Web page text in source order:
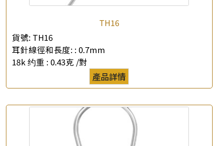
TH16
貨號: TH16
耳針線徑和長度: : 0.7mm
18k 约重 : 0.43克 /對
產品詳情